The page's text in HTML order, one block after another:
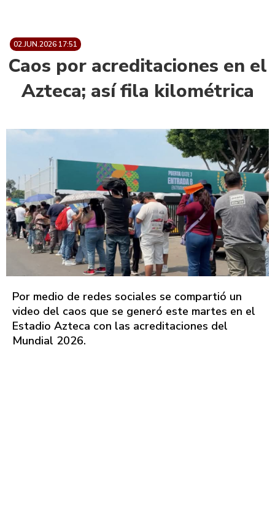
02.JUN.2026 17:51
Caos por acreditaciones en el
Azteca; así fila kilométrica
Por medio de redes sociales se compartió un
video del caos que se generó este martes en el
Estadio Azteca con las acreditaciones del
Mundial 2026.